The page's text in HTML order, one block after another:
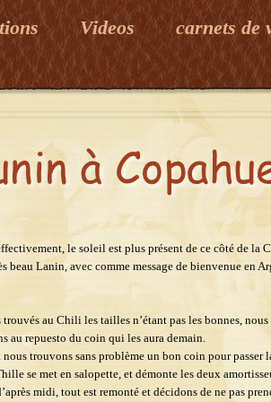
Videos
carnets de
le soleil est plus présent de ce côté de la
beau Lanin, avec comme message de bienvenue en
trouvés au Chili les tailles n’étant pas les bonnes,
au repuesto du coin qui les aura demain.
trouvons sans problème un bon coin pour passer
se met en salopette, et démonte les deux
midi, tout est remonté et décidons de ne pas